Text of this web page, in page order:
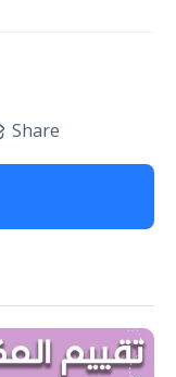
Share